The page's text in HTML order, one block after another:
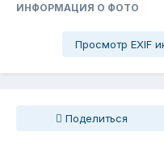
ИНФОРМАЦИЯ О ФОТО
Просмотр EXIF
Поделиться